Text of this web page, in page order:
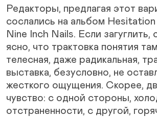
Редакторы, предлагая этот
сослались на альбом
Nine Inch Nails. Если загуглить,
ясно, что трактовка понятия
телесная, даже радикальная,
выставка, безусловно, не
жесткого ощущения. Скорее,
чувство: с одной стороны,
отстраненности, с другой,